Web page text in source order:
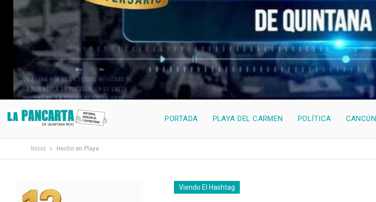
PORTADA PLAYA DEL CARMEN POLÍTICA CANCÚN
Inicio Hecho en Playa
Viendo El Hashtag